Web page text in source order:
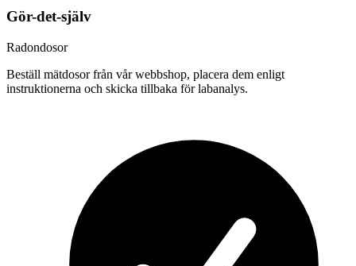
Gör-det-själv
Radondosor
Beställ mätdosor från vår webbshop, placera dem enligt
instruktionerna och skicka tillbaka för labanalys.